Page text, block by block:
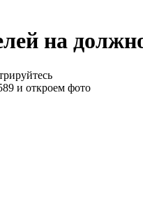
на
и откроем фото